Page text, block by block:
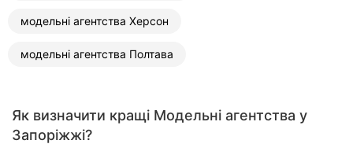
модельні агентства Херсон
модельні агентства Полтава
Як визначити кращі Модельні агентства у
Запоріжжі?